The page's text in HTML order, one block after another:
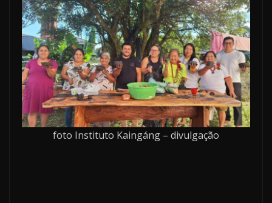
foto Instituto Kaingáng – divulgação